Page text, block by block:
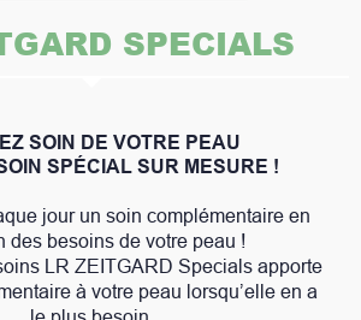
SPECIALS
SOIN DE VOTRE PEAU
SPÉCIAL SUR MESURE !
jour un soin complémentaire en
des besoins de votre peau !
LR ZEITGARD Specials apporte
à votre peau lorsqu’elle en a